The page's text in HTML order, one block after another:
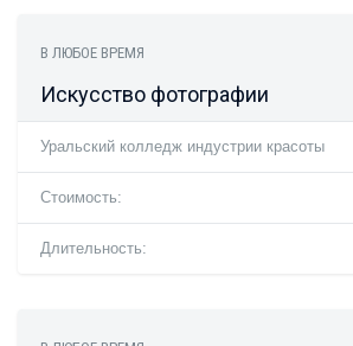
В ЛЮБОЕ ВРЕМЯ
Искусство фотографии
Уральский колледж индустрии красоты
Стоимость:
Длительность: